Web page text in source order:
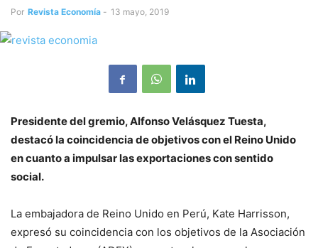
Por Revista Economía - 13 mayo, 2019
Presidente del gremio, Alfonso Velásquez Tuesta,
destacó la coincidencia de objetivos con el Reino Unido
en cuanto a impulsar las exportaciones con sentido
social.
La embajadora de Reino Unido en Perú, Kate Harrisson,
expresó su coincidencia con los objetivos de la Asociación